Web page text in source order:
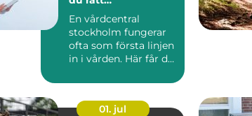
En vårdcentral
stockholm fungerar
ofta som första linjen
in i vården. Här får du
01. jul